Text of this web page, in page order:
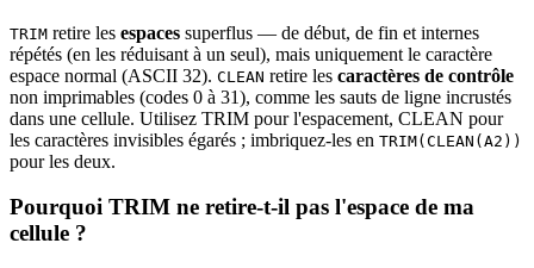
TRIM retire les espaces superflus — de début, de fin et internes
répétés (en les réduisant à un seul), mais uniquement le caractère
espace normal (ASCII 32). CLEAN retire les caractères de contrôle
non imprimables (codes 0 à 31), comme les sauts de ligne incrustés
dans une cellule. Utilisez TRIM pour l'espacement, CLEAN pour
les caractères invisibles égarés ; imbriquez-les en TRIM(CLEAN(A2))
pour les deux.
Pourquoi TRIM ne retire-t-il pas l'espace de ma
cellule ?